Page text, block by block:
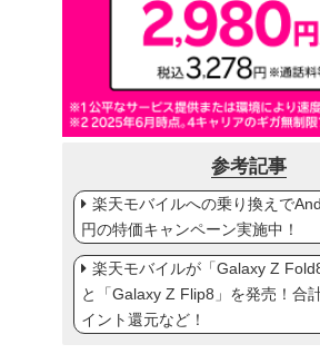
参考記事
楽天モバイルへの乗り換えで
円の特価キャンペーン実施中！
楽天モバイルが「Galaxy Z
と「Galaxy Z Flip8」を発売！合
イント還元など！